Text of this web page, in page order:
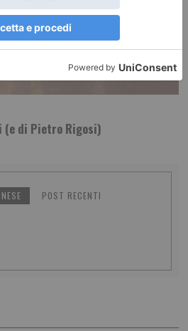
(e di Pietro Rigosi)
POST RECENTI